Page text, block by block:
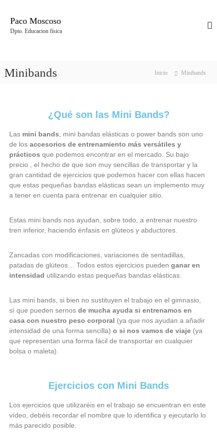
Paco Moscoso
Dpto. Educacion física
Minibands Inicio Minibands
¿Qué son las Mini Bands?
Las mini bands , mini bandas elásticas o power bands son uno
de los accesorios de entrenamiento más versátiles y
prácticos que podemos encontrar en el mercado. Su bajo
precio , el hecho de que son muy sencillas de transportar y la
gran cantidad de ejercicios que podemos hacer con ellas hacen
que estas pequeñas bandas elásticas sean un implemento muy
a tener en cuenta para entrenar en cualquier sitio.
Estas mini bands nos ayudan, sobre todo, a entrenar nuestro
tren inferior, haciendo énfasis en glúteos y abductores.
Zancadas con modificaciones, variaciones de sentadillas,
patadas de glúteos… Todos estos ejercicios pueden ganar en
intensidad utilizando estas pequeñas bandas elásticas.
Las mini bands, si bien no sustituyen el trabajo en el gimnasio,
sí que pueden sernos de mucha ayuda si entrenamos en
casa con nuestro peso corporal (ya que nos ayudan a añadir
intensidad de una forma sencilla) o si nos vamos de viaje(ya
que representan una forma fácil de transportar en cualquier
bolsa o maleta).
Ejercicios con Mini Bands
Los ejercicios que utilizaréis en el trabajo se encuentran en este
vídeo, debéis recordar el nombre que lo identifica y ejecutarlo lo
más parecido posible.